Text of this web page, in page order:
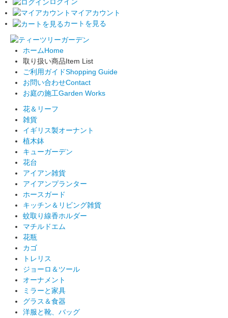
マイアカウント
カートを見る
ホームHome
取り扱い商品Item List
ご利用ガイドShopping Guide
お問い合わせContact
お庭の施工Garden Works
花＆リーフ
雑貨
イギリス製オーナント
植木鉢
キューガーデン
花台
アイアン雑貨
アイアンプランター
ホースガード
キッチン＆リビング雑貨
蚊取り線香ホルダー
マチルドエム
花瓶
カゴ
トレリス
ジョーロ＆ツール
オーナメント
ミラーと家具
グラス＆食器
洋服と靴、バッグ